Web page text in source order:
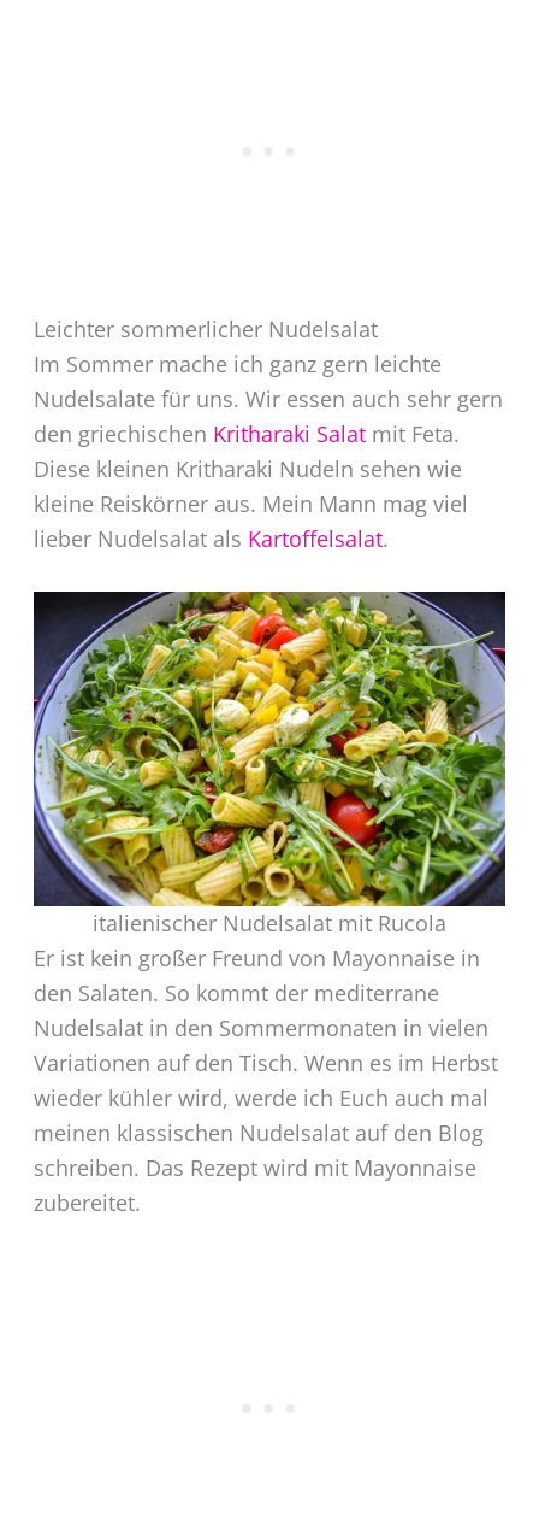
Leichter sommerlicher Nudelsalat
Im Sommer mache ich ganz gern leichte
Nudelsalate für uns. Wir essen auch sehr gern
den griechischen Kritharaki Salatmit Feta.
Diese kleinen Kritharaki Nudeln sehen wie
kleine Reiskörner aus. Mein Mann mag viel
lieber Nudelsalat als Kartoffelsalat.
italienischer Nudelsalat mit Rucola
Er ist kein großer Freund von Mayonnaise in
den Salaten. So kommt der mediterrane
Nudelsalat in den Sommermonaten in vielen
Variationen auf den Tisch. Wenn es im Herbst
wieder kühler wird, werde ich Euch auch mal
meinen klassischen Nudelsalat auf den Blog
schreiben. Das Rezept wird mit Mayonnaise
zubereitet.